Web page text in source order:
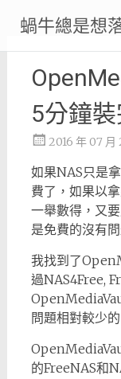
content
蝸牛總是想
5分鐘
2016 年 07 月
如果NAS只是
費了，如果以
一舉數得，又
是免費的沒有問
我找到了
過NAS4Free,
問題相對較少的
的FreeNAS和